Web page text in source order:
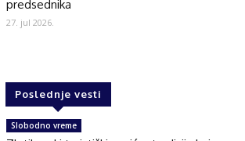
predsednika
27. jul 2026.
Poslednje vesti
Slobodno vreme